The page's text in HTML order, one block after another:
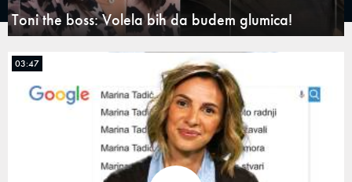
Toni the boss: Volela bih da budem glumica!
03:47